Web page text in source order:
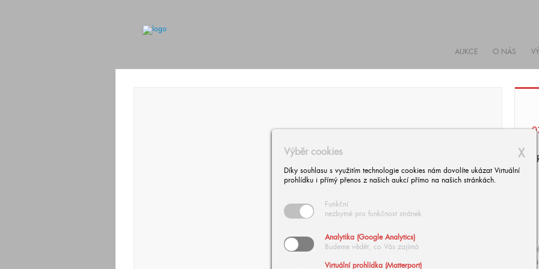
AUKCE O NÁS
X
Výběr cookies
Díky souhlasu s využitím technologie cookies nám dovolíte ukázat Virtuální
prohlídku i přímý přenos z našich aukcí přímo na našich stránkách.
Funkční
nezbytné pro funkčnost stránek
Analytika (Google Analytics)
Budeme vědět, co Vás zajímá
Virtuální prohlídka (Matterport)